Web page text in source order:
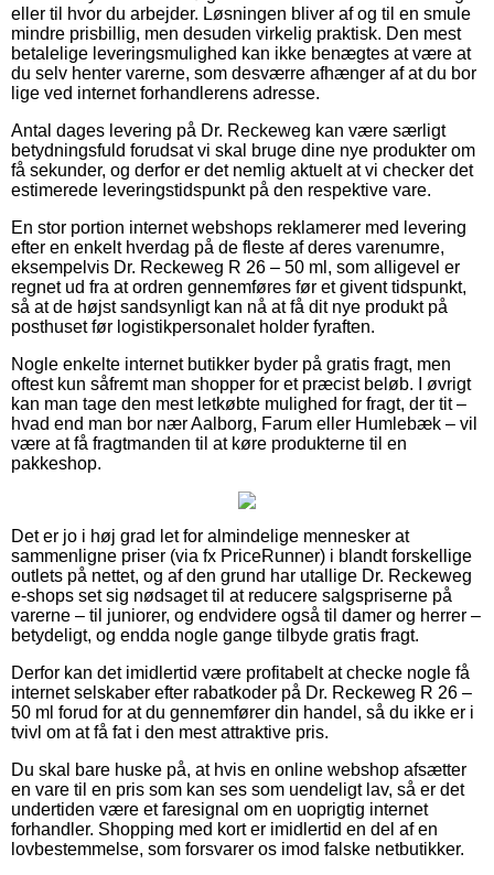
eller til hvor du arbejder. Løsningen bliver af og til en smule
mindre prisbillig, men desuden virkelig praktisk. Den mest
betalelige leveringsmulighed kan ikke benægtes at være at
du selv henter varerne, som desværre afhænger af at du bor
lige ved internet forhandlerens adresse.
Antal dages levering på Dr. Reckeweg kan være særligt
betydningsfuld forudsat vi skal bruge dine nye produkter om
få sekunder, og derfor er det nemlig aktuelt at vi checker det
estimerede leveringstidspunkt på den respektive vare.
En stor portion internet webshops reklamerer med levering
efter en enkelt hverdag på de fleste af deres varenumre,
eksempelvis Dr. Reckeweg R 26 – 50 ml, som alligevel er
regnet ud fra at ordren gennemføres før et givent tidspunkt,
så at de højst sandsynligt kan nå at få dit nye produkt på
posthuset før logistikpersonalet holder fyraften.
Nogle enkelte internet butikker byder på gratis fragt, men
oftest kun såfremt man shopper for et præcist beløb. I øvrigt
kan man tage den mest letkøbte mulighed for fragt, der tit –
hvad end man bor nær Aalborg, Farum eller Humlebæk – vil
være at få fragtmanden til at køre produkterne til en
pakkeshop.
Det er jo i høj grad let for almindelige mennesker at
sammenligne priser (via fx PriceRunner) i blandt forskellige
outlets på nettet, og af den grund har utallige Dr. Reckeweg
e-shops set sig nødsaget til at reducere salgspriserne på
varerne – til juniorer, og endvidere også til damer og herrer –
betydeligt, og endda nogle gange tilbyde gratis fragt.
Derfor kan det imidlertid være profitabelt at checke nogle få
internet selskaber efter rabatkoder på Dr. Reckeweg R 26 –
50 ml forud for at du gennemfører din handel, så du ikke er i
tvivl om at få fat i den mest attraktive pris.
Du skal bare huske på, at hvis en online webshop afsætter
en vare til en pris som kan ses som uendeligt lav, så er det
undertiden være et faresignal om en uoprigtig internet
forhandler. Shopping med kort er imidlertid en del af en
lovbestemmelse, som forsvarer os imod falske netbutikker.